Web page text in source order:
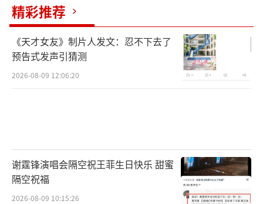
精彩推荐
《天才女友》制片人发文：忍不下去了
预告式发声引猜测
2026-08-09 12:06:20
谢霆锋演唱会隔空祝王菲生日快乐 甜蜜
隔空祝福
2026-08-09 10:15:26